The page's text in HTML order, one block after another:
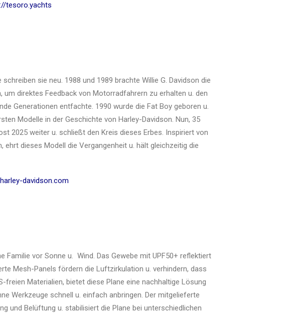
tesoro.yachts
sie neu. 1988 und 1989 brachte Willie G. Davidson die
direktes Feedback von Motorradfahrern zu erhalten u. den
Generationen entfachte. 1990 wurde die Fat Boy geboren u.
Modelle in der Geschichte von Harley-Davidson. Nun, 35
2025 weiter u. schließt den Kreis dieses Erbes. Inspiriert von
ehrt dieses Modell die Vergangenheit u. hält gleichzeitig die
davidson.com
Familie vor Sonne u. Wind. Das Gewebe mit UPF50+ reflektiert
Mesh-Panels fördern die Luftzirkulation u. verhindern, dass
freien Materialien, bietet diese Plane eine nachhaltige Lösung
Werkzeuge schnell u. einfach anbringen. Der mitgelieferte
und Belüftung u. stabilisiert die Plane bei unterschiedlichen